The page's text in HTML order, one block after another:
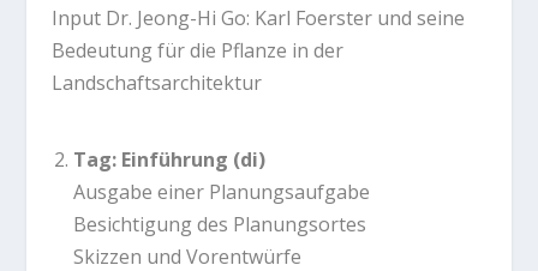
Input Dr. Jeong-Hi Go: Karl Foerster und seine
Bedeutung für die Pflanze in der
Landschaftsarchitektur
Tag: Einführung (di)
Ausgabe einer Planungsaufgabe
Besichtigung des Planungsortes
Skizzen und Vorentwürfe